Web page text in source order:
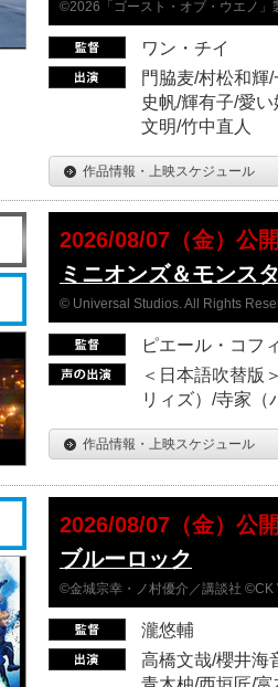
©2026「ゴースト・オブ・ウエノ」
ワン・チイ
門脇麦/村松和輝
史帆/輝有子/愛
文明/竹中直人
作品情報・上映スケジュール
2026/08/07（金）公
ミニオンズ＆モンス
© Universal Studios. All Rights
ピエール・コフ
＜日本語吹替版
リィズ）/寺家（
作品情報・上映スケジュール
2026/08/07（金）公
ブルーロック
©金城宗幸・ノ村優介／講談社 ©CK
瀧悠輔
高橋文哉/櫻井海